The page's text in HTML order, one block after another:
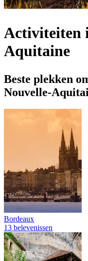
Activiteiten
Aquitaine
Beste plekken
Nouvelle-
Bordeaux
13 belevenissen